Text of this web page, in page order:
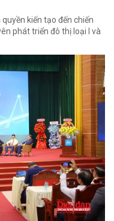
kiến tạo đến chiến
phát triển đô thị loại I và